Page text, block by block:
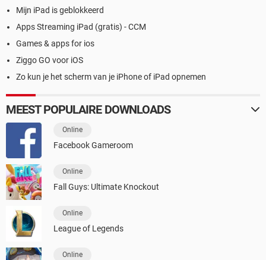
Mijn iPad is geblokkeerd
Apps Streaming iPad (gratis) - CCM
Games & apps for ios
Ziggo GO voor iOS
Zo kun je het scherm van je iPhone of iPad opnemen
MEEST POPULAIRE DOWNLOADS
Online
Facebook Gameroom
Online
Fall Guys: Ultimate Knockout
Online
League of Legends
Online